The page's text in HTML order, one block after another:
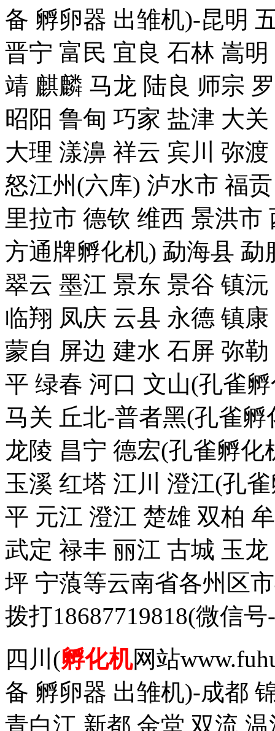
备 孵卵器 出雏机)-昆明
晋宁 富民 宜良 石林 嵩
靖 麒麟 马龙 陆良 师宗
昭阳 鲁甸 巧家 盐津 大
大理 漾濞 祥云 宾川 弥
怒江州(六库) 泸水市 福
里拉市 德钦 维西 景洪
方通牌孵化机) 勐海县
翠云 墨江 景东 景谷 镇
临翔 凤庆 云县 永德 镇
蒙自 屏边 建水 石屏 弥
平 绿春 河口 文山(孔雀
马关 丘北-普者黑(孔雀
龙陵 昌宁 德宏(孔雀孵
玉溪 红塔 江川 澄江(孔
平 元江 澄江 楚雄 双柏
武定 禄丰 丽江 古城 玉
坪 宁蒗等云南省各州区
拨打18687719818(微信
四川(孵化机网站
备 孵卵器 出雏机)-成都
青白江 新都 金堂 双流